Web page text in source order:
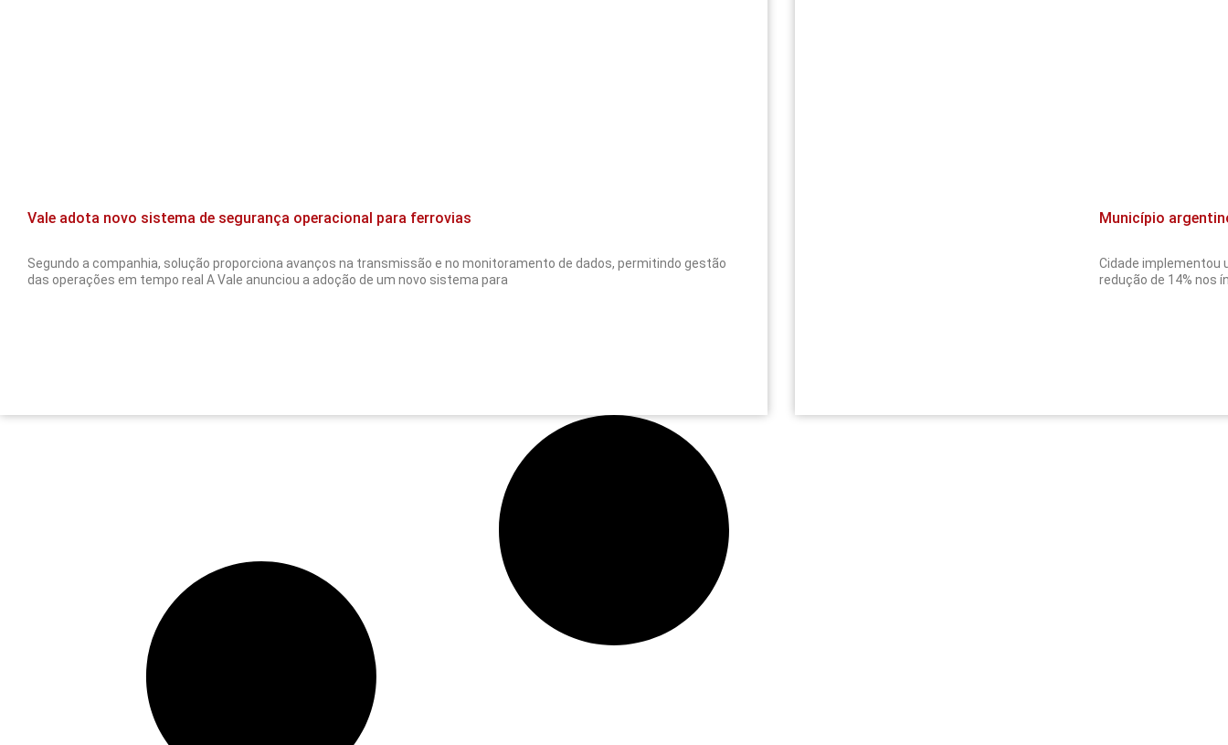
Vale adota novo sistema de segurança operacional para ferrovias
Segundo a companhia, solução proporciona avanços na transmissão e no monitoramento de dados, permitindo gestão
das operações em tempo real A Vale anunciou a adoção de um novo sistema para
Município
Cidade implementou
redução de 14% nos